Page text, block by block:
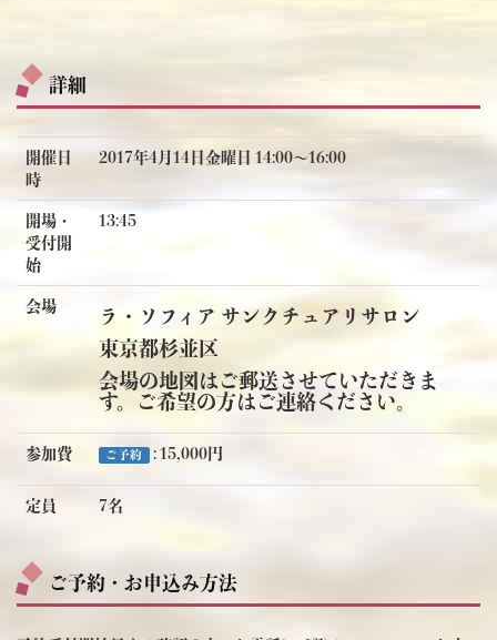
詳細
開催日
時
2017年4月14日金曜日 14:00〜16:00
開場・
受付開
始
13:45
会場
ラ・ソフィア サンクチュアリサロン
東京都杉並区
会場の地図はご郵送させていただきま
す。ご希望の方はご連絡ください。
参加費 ご予約 : 15,000円
定員 7名
ご予約・お申込み方法